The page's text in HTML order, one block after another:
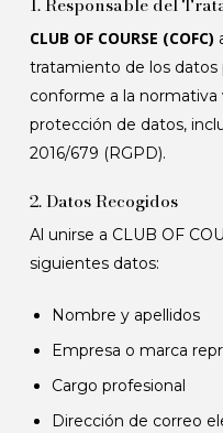
CLUB OF COURSE (COFC)
tratamiento de los datos
conforme a la
protección de datos,
2016/679 (RGPD).
2. Datos Recogidos
Al unirse a CLUB OF
siguientes datos:
Nombre y apellidos
Empresa o marca
Cargo profesional
Dirección de correo